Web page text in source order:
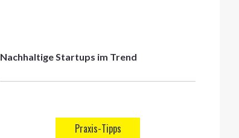
Nachhaltige Startups im Trend
Praxis-Tipps